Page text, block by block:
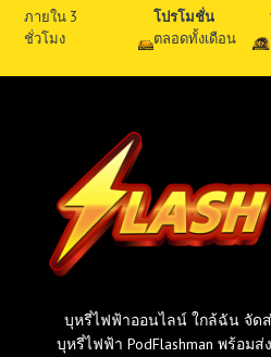
ภายใน 3
ชั่วโมง
โปรโมชั่น
ตลอดทั้งเดือน
บุหรี่ไฟฟ้าออนไลน์ ใกล้ฉัน จัด
บุหรี่ไฟฟ้า PodFlashman พร้อม